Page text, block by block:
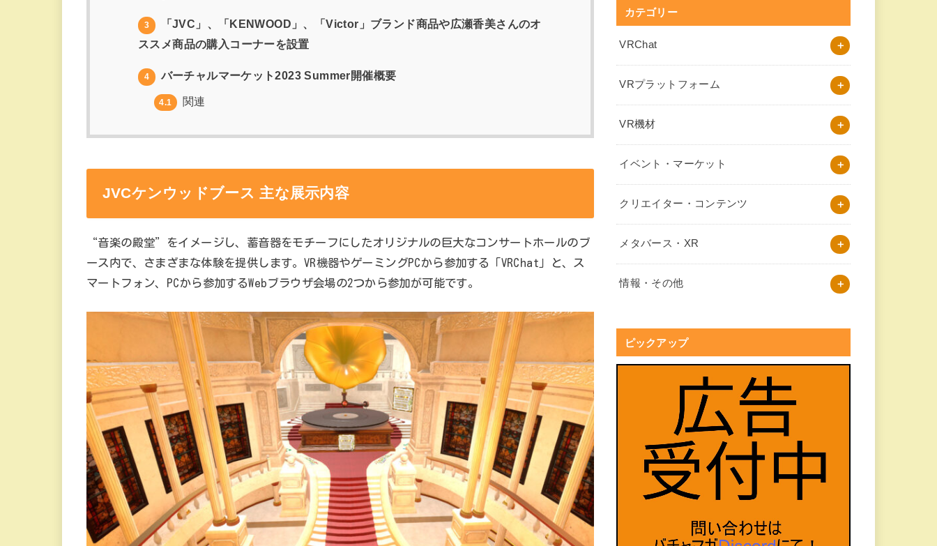
3
「JVC」、「KENWOOD」、「Victor」ブランド商品や広瀬香美さんのオ
ススメ商品の購入コーナーを設置
4 バーチャルマーケット2023 Summer開催概要
4.1 関連
JVCケンウッドブース 主な展示内容
“音楽の殿堂”をイメージし、蓄音器をモチーフにしたオリジナルの巨大なコンサートホールのブ
ース内で、さまざまな体験を提供します。VR機器やゲーミングPCから参加する「VRChat」と、ス
マートフォン、PCから参加するWebブラウザ会場の2つから参加が可能です。
カテゴリー
VRChat
VRプラットフォーム
VR機材
イベント・マーケット
クリエイター・コンテンツ
メタバース・XR
情報・その他
ピックアップ